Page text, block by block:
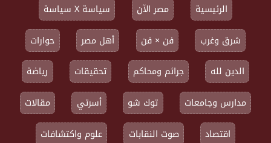
الرئيسية مصر الآن
سياسة X سياسة
شرق وغرب
فن × فن أهل مصر
حوارات
الدين لله
جرائم ومحاكم تحقيقات
رياضة
مدارس وجامعات
توك شو أسرتي
مقالات
اقتصاد
صوت النقابات علوم واكتشافات